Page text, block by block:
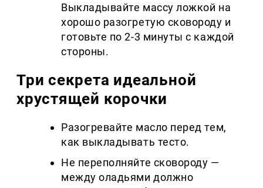
Выкладывайте массу ложкой на
хорошо разогретую сковороду и
готовьте по 2-3 минуты с каждой
стороны.
Три секрета идеальной
хрустящей корочки
Разогревайте масло перед тем,
как выкладывать тесто.
Не переполняйте сковороду —
между оладьями должно